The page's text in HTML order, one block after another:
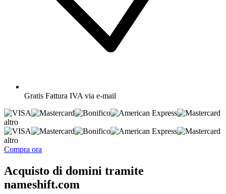
Gratis Fattura IVA via e-mail
altro
altro
Compra ora
Acquisto di domini tramite
nameshift.com